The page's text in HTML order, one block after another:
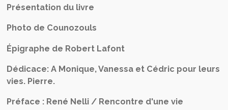
Présentation du livre
Photo de Counozouls
Épigraphe de Robert Lafont
Dédicace: A Monique, Vanessa et Cédric pour leurs
vies. Pierre.
Préface : René Nelli / Rencontre d'une vie